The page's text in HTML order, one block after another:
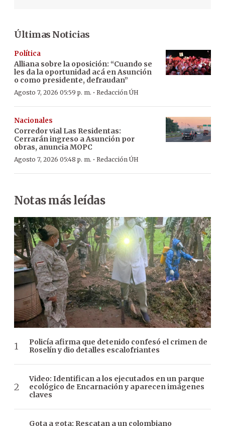
Últimas Noticias
Política
Alliana sobre la oposición: “Cuando se
les da la oportunidad acá en Asunción
o como presidente, defraudan”
Agosto 7, 2026 05:59 p. m. · Redacción ÚH
Nacionales
Corredor vial Las Residentas:
Cerrarán ingreso a Asunción por
obras, anuncia MOPC
Agosto 7, 2026 05:48 p. m. · Redacción ÚH
Notas más leídas
Policía afirma que detenido confesó el crimen de
Roselín y dio detalles escalofriantes
Video: Identifican a los ejecutados en un parque
ecológico de Encarnación y aparecen imágenes
claves
Gota a gota: Rescatan a un colombiano